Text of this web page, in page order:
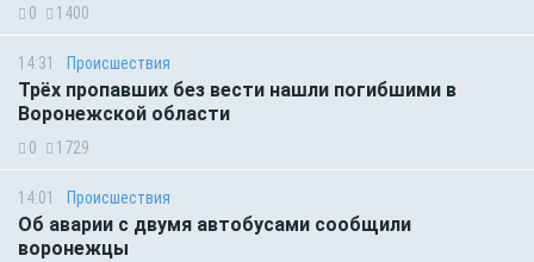
0 1400
14:31 Происшествия
Трёх пропавших без вести нашли погибшими в
Воронежской области
0 1729
14:01 Происшествия
Об аварии с двумя автобусами сообщили
воронежцы